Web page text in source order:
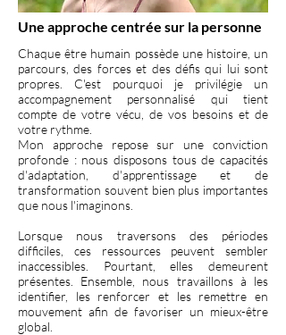
Une approche centrée sur la personne
Chaque être humain possède une histoire, un
parcours, des forces et des défis qui lui sont
propres. C'est pourquoi je privilégie un
accompagnement personnalisé qui tient
compte de votre vécu, de vos besoins et de
votre rythme.
Mon approche repose sur une conviction
profonde : nous disposons tous de capacités
d'adaptation, d'apprentissage et de
transformation souvent bien plus importantes
que nous l'imaginons.
Lorsque nous traversons des périodes
difficiles, ces ressources peuvent sembler
inaccessibles. Pourtant, elles demeurent
présentes. Ensemble, nous travaillons à les
identifier, les renforcer et les remettre en
mouvement afin de favoriser un mieux-être
global.